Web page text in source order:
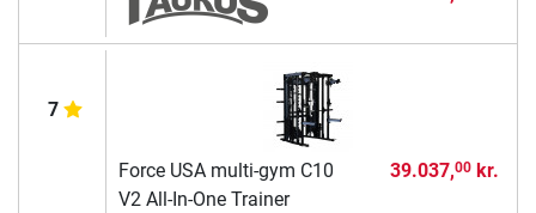
7
Force USA multi-gym C10
V2 All-In-One Trainer
39.037,00kr.